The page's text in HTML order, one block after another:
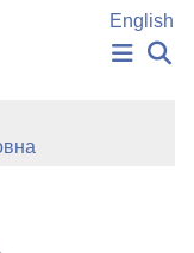
English